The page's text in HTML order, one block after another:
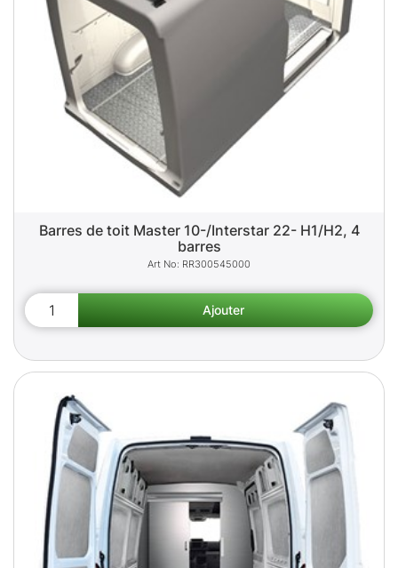
Barres de toit Master 10-/Interstar 22- H1/H2, 4
barres
RR300545000